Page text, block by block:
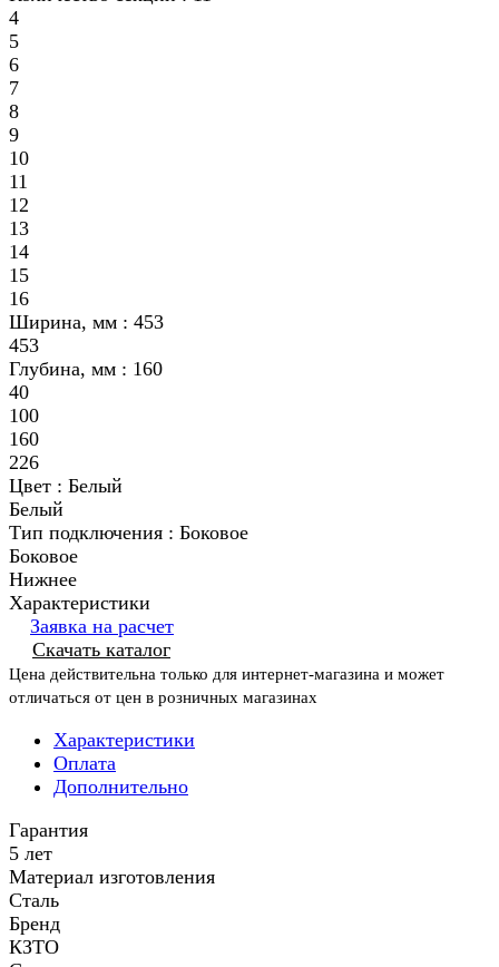
4
5
6
7
8
9
10
11
12
13
14
15
16
Ширина, мм : 453
453
Глубина, мм : 160
40
100
160
226
Цвет : Белый
Белый
Тип подключения : Боковое
Боковое
Нижнее
Характеристики
Заявка на расчет
Скачать каталог
Цена действительна только для интернет-магазина и может
отличаться от цен в розничных магазинах
Характеристики
Оплата
Дополнительно
Гарантия
5 лет
Материал изготовления
Сталь
Бренд
КЗТО